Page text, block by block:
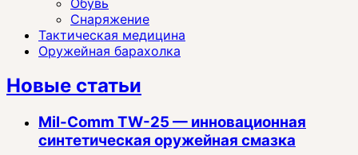
Снаряжение
Тактическая медицина
Оружейная барахолка
Новые статьи
Mil-Comm TW-25 — инновационная
синтетическая оружейная смазка